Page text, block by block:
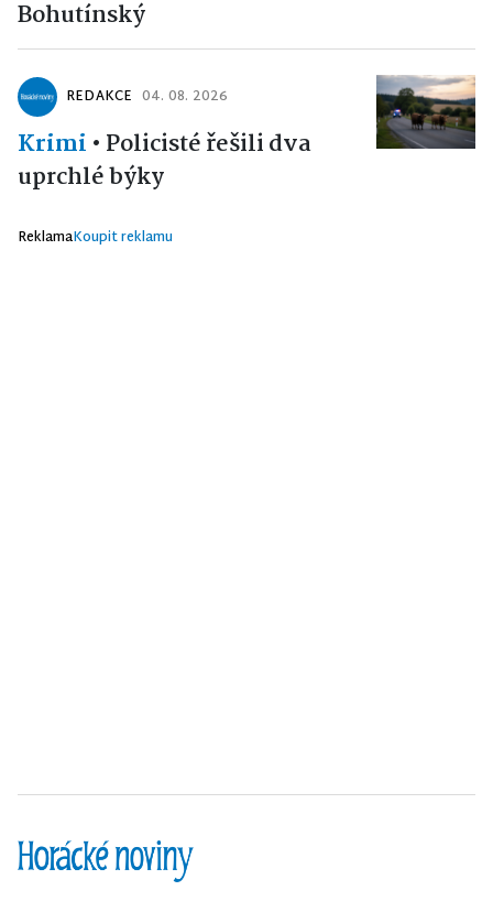
Bohutínský
REDAKCE 04. 08. 2026
Krimi • Policisté řešili dva
uprchlé býky
ReklamaKoupit reklamu